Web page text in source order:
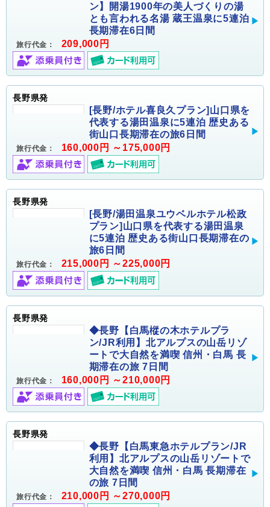
ン】開湯1900年の美人づくりの湯
とも言われる名湯 蔵王温泉に5連泊
長期滞在6日間
旅行代金： 209,000円
長野県発
[長野/ホテル喜良久プラン]山口県を
代表する湯田温泉に5連泊 歴史ある
街山口長期滞在の旅6日間
旅行代金： 160,000円 ～175,000円
長野県発
[長野/湯田温泉ユウベルホテル松政
プラン]山口県を代表する湯田温泉
に5連泊 歴史ある街山口長期滞在の
旅6日間
旅行代金： 215,000円 ～225,000円
長野県発
◆長野【白馬樅の木ホテルプラ
ン/JR利用】北アルプスの山岳リゾ
ートで大自然を満喫 信州・白馬 長
期滞在の旅 7日間
旅行代金： 160,000円 ～210,000円
長野県発
◆長野【白馬東急ホテルプラン/JR
利用】北アルプスの山岳リゾートで
大自然を満喫 信州・白馬 長期滞在
の旅 7日間
旅行代金： 210,000円 ～270,000円